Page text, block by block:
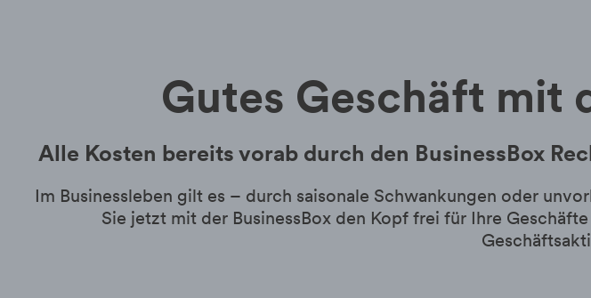
Gutes Geschäft mit
Alle Kosten bereits vorab durch den BusinessBox
Im Businessleben gilt es – durch saisonale Schwankungen oder
Sie jetzt mit der BusinessBox den Kopf frei für Ihre